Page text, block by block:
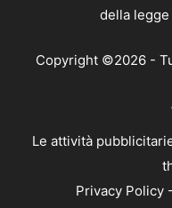
della legge
Copyright ©2026 -
Le attività
Privacy Policy-